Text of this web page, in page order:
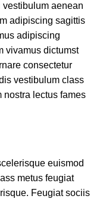
vestibulum aenean
adipiscing sagittis
adipiscing
vivamus dictumst
consectetur
vestibulum class
nostra lectus fames
euismod
metus feugiat
Feugiat sociis